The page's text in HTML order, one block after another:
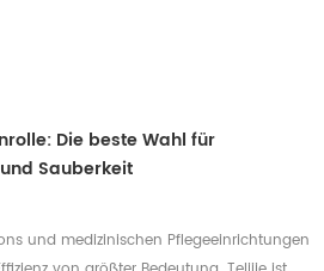
Die beste Wahl für
Sauberkeit
und medizinischen Pflegeeinrichtungen